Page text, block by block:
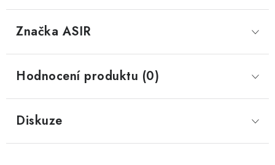
Značka ASIR
Hodnocení produktu (0)
Diskuze